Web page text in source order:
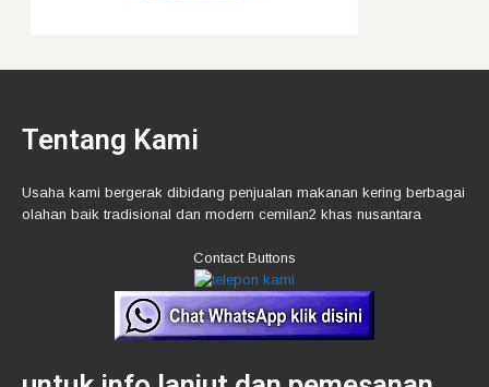
Tentang Kami
Usaha kami bergerak dibidang penjualan makanan kering berbagai
olahan baik tradisional dan modern cemilan2 khas nusantara
Contact Buttons